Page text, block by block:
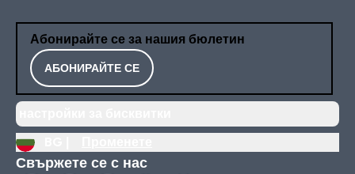
Абонирайте се за нашия бюлетин
АБОНИРАЙТЕ СЕ
Свържете се с нас